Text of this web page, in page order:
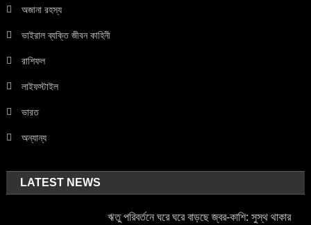
অজানা রহস্য
ভাইরাল ব্যক্তি জীবন কাহিনী
রাশিফল
লাইফস্টাইল
ভারত
অন্যান্য
LATEST NEWS
ঋতু পরিবর্তনে ঘরে ঘরে বাড়ছে জ্বর-কাশি: সুস্থ থাকার